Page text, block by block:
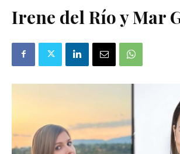
Irene del Río y Mar